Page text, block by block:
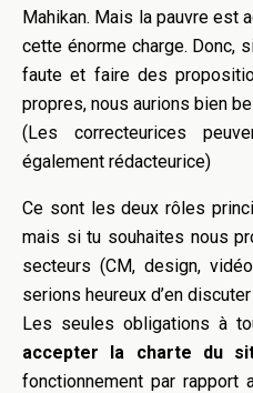
Mahikan. Mais la pauvre est
cette énorme charge. Donc,
faute et faire des
propres, nous aurions bien
(Les correcteurices
également rédacteurice)
Ce sont les deux rôles
mais si tu souhaites nous
secteurs (CM, design,
serions heureux d’en
Les seules obligations à
accepter la charte du
fonctionnement par rapport